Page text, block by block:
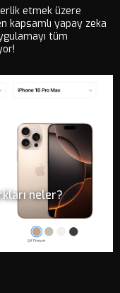
etmek üzere
kapsamlı yapay zeka
tüm
neler?